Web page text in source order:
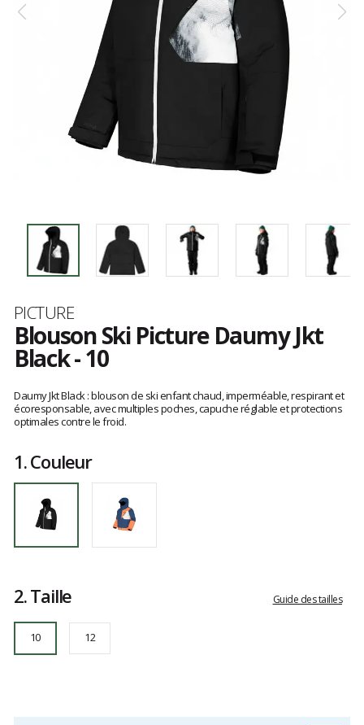
Marque
PICTURE
Blouson Ski Picture Daumy Jkt
Black - 10
10
avis
clients
Daumy Jkt Black : blouson de ski enfant chaud, imperméable, respirant et
écoresponsable, avec multiples poches, capuche réglable et protections
optimales contre le froid.
1.Couleur
2.Taille Guide des tailles
10 12